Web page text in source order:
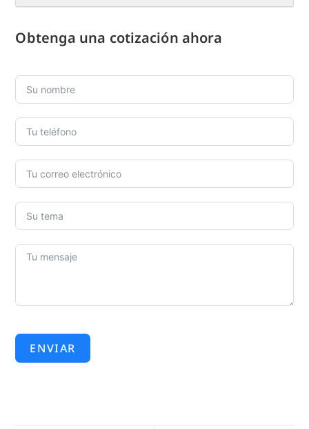
Obtenga una cotización ahora
ENVIAR